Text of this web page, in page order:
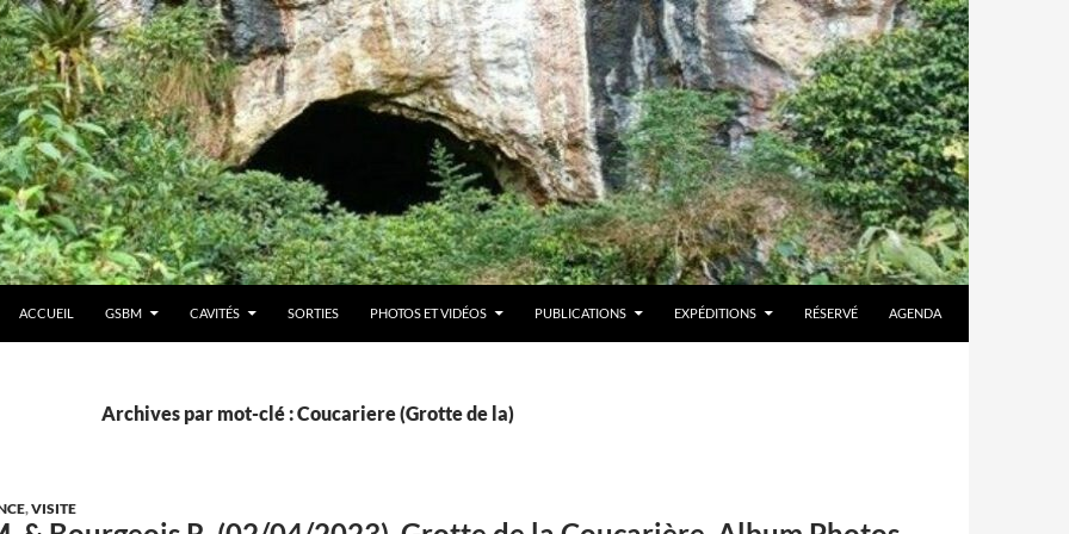
ACCUEIL GSBM CAVITÉS SORTIES PHOTOS ET VIDÉOS PUBLICATIONS EXPÉDITIONS RÉSERVÉ AGENDA
Archives par mot-clé : Coucariere (Grotte de la)
,VISITE